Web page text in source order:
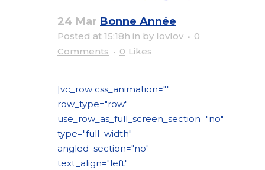
24 Mar Bonne Année
Posted at 15:18h in by lovlov
0
Comments
0 Likes
[vc_row css_animation=""
row_type="row"
use_row_as_full_screen_section="no"
type="full_width"
angled_section="no"
text_align="left"